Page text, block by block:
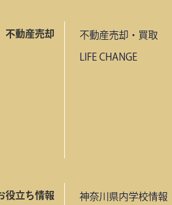
不動産売却 不動産売却・買取
LIFE CHANGE
役立ち情報 神奈川県内学校情報